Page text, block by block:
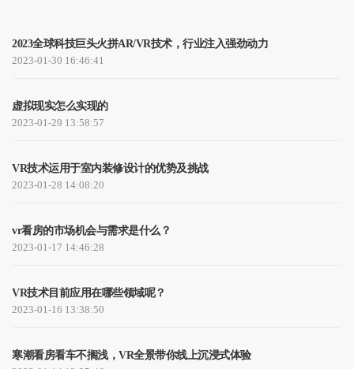
2023全球科技巨头火拼AR/VR技术，行业注入强劲动力
2023-01-30 16:46:41
虚拟现实怎么实现的
2023-01-29 13:58:57
VR技术运用于室内装修设计的优势及挑战
2023-01-28 14:08:20
vr看房的市场机会与需求是什么？
2023-01-17 14:46:28
VR技术目前应用在哪些领域呢？
2023-01-16 13:38:50
寒潮看房看车不搁浅，VR全景带你线上沉浸式体验